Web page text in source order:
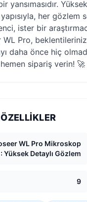
yansımasıdır.
yapısıyla, her gözlem
ister bir
WL Pro,
daha önce hiç
sipariş verin! 🚀
WL Pro Mikroskop
Yüksek Detaylı Gözlem
9